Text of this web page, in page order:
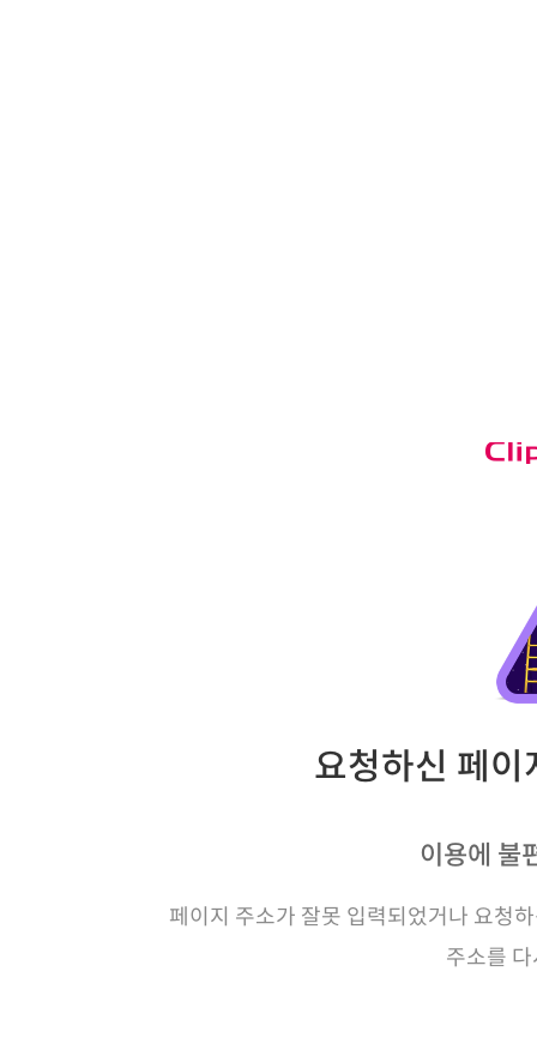
요청하신 페
이용에 불
페이지 주소가 잘못 입력되었거나 요청
주소를